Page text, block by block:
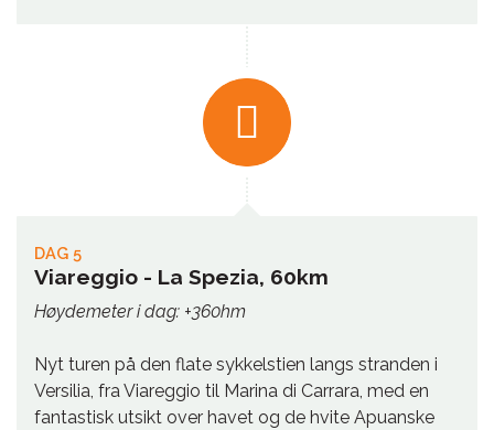
DAG 5
Viareggio - La Spezia, 60km
Høydemeter i dag: +360hm
Nyt turen på den flate sykkelstien langs stranden i
Versilia, fra Viareggio til Marina di Carrara, med en
fantastisk utsikt over havet og de hvite Apuanske